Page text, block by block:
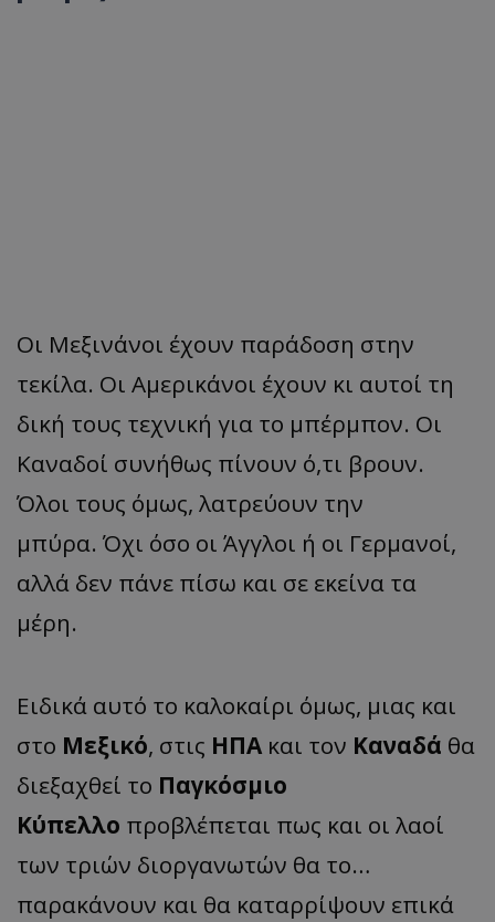
Οι Μεξινάνοι έχουν παράδοση στην
τεκίλα. Οι Αμερικάνοι έχουν κι αυτοί τη
δική τους τεχνική για το μπέρμπον. Οι
Καναδοί συνήθως πίνουν ό,τι βρουν.
Όλοι τους όμως, λατρεύουν την
μπύρα. Όχι όσο οι Άγγλοι ή οι Γερμανοί,
αλλά δεν πάνε πίσω και σε εκείνα τα
μέρη.
Ειδικά αυτό το καλοκαίρι όμως, μιας και
στο Μεξικό, στις ΗΠΑ και τον Καναδά θα
διεξαχθεί το Παγκόσμιο
Κύπελλο προβλέπεται πως και οι λαοί
των τριών διοργανωτών θα το…
παρακάνουν και θα καταρρίψουν επικά